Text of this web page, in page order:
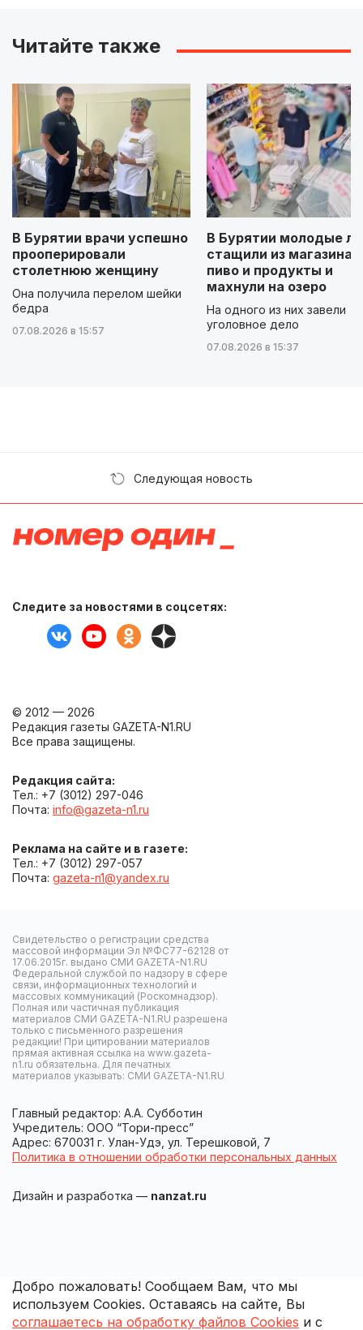
Читайте также
В Бурятии врачи успешно
прооперировали
столетнюю женщину
Она получила перелом шейки
бедра
07.08.2026 в 15:57
В Бурятии молодые
стащили из магазина
пиво и продукты и
махнули на озеро
На одного из них завели
уголовное дело
07.08.2026 в 15:37
Следующая новость
Следите за новостями в соцсетях:
© 2012 — 2026
Редакция газеты GAZETA-N1.RU
Все права защищены.
Редакция сайта:
Тел.: +7 (3012) 297-046
Почта: info@gazeta-n1.ru
Реклама на сайте и в газете:
Тел.: +7 (3012) 297-057
Почта: gazeta-n1@yandex.ru
Свидетельство о регистрации средства
массовой информации Эл №ФС77-62128 от
17.06.2015г. выдано СМИ GAZETA-N1.RU
Федеральной службой по надзору в сфере
связи, информационных технологий и
массовых коммуникаций (Роскомнадзор).
Полная или частичная публикация
материалов СМИ GAZETA-N1.RU разрешена
только с письменного разрешения
редакции! При цитировании материалов
прямая активная ссылка на www.gazeta-
n1.ru обязательна. Для печатных
материалов указывать: СМИ GAZETA-N1.RU
Главный редактор: А.А. Субботин
Учредитель: ООО “Тори-пресс”
Адрес: 670031 г. Улан-Удэ, ул. Терешковой, 7
Политика в отношении обработки персональных данных
Дизайн и разработка — nanzat.ru
Добро пожаловать! Сообщаем Вам, что мы
используем Cookies. Оставаясь на сайте, Вы
соглашаетесь на обработку файлов Cookies и с